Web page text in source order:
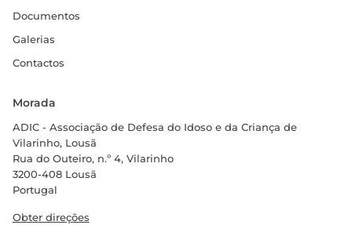
Documentos
Galerias
Contactos
Morada
ADIC - Associação de Defesa do Idoso e da Criança de
Vilarinho, Lousã
Rua do Outeiro, n.º 4, Vilarinho
3200-408 Lousã
Portugal
Obter direções